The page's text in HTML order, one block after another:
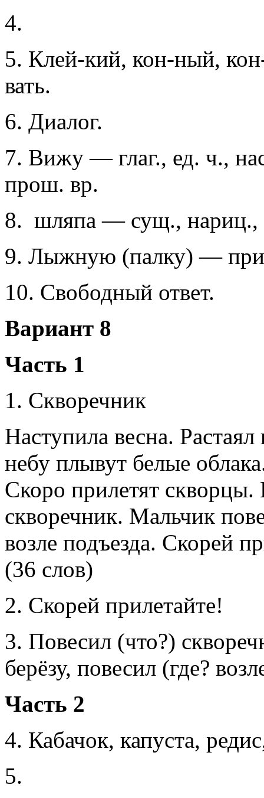
4.
5. Клей-кий, кон-ный,
вать.
6. Диалог.
7. Вижу — глаг., ед. ч.,
прош. вр.
8. шляпа — сущ., нариц.,
9. Лыжную (палку) —
10. Свободный ответ.
Вариант 8
Часть 1
1. Скворечник
Наступила весна.
небу плывут белые
Скоро прилетят
скворечник. Мальчик
возле подъезда. Скорей
(36 слов)
2. Скорей прилетайте!
3. Повесил (что?)
берёзу, повесил (где?
Часть 2
4. Кабачок, капуста,
5.